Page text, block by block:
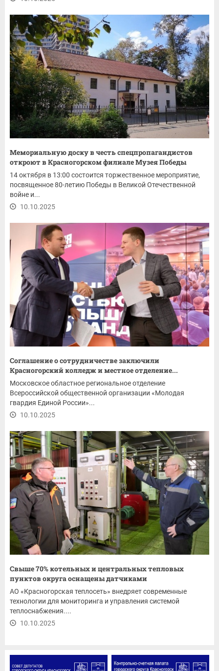
Мемориальную доску в честь спецпропагандистов
откроют в Красногорском филиале Музея Победы
14 октября в 13:00 состоится торжественное мероприятие,
посвященное 80-летию Победы в Великой Отечественной
войне и...
10.10.2025
Соглашение о сотрудничестве заключили
Красногорский колледж и местное отделение...
Московское областное региональное отделение
Всероссийской общественной организации «Молодая
гвардия Единой России»...
10.10.2025
Свыше 70% котельных и центральных тепловых
пунктов округа оснащены датчиками
АО «Красногорская теплосеть» внедряет современные
технологии для мониторинга и управления системой
теплоснабжения....
10.10.2025